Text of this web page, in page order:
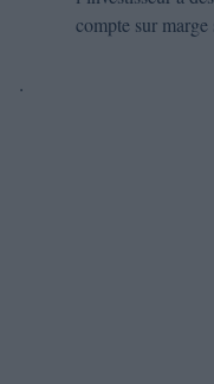
compte sur marge
.